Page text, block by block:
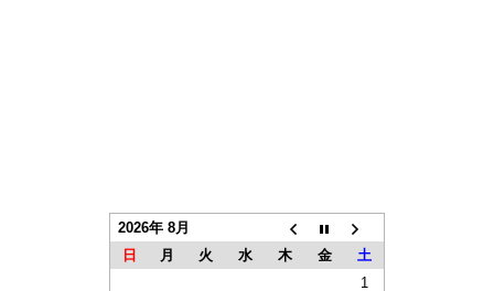
2026年 8月
日
月 火 水 木 金
土
1